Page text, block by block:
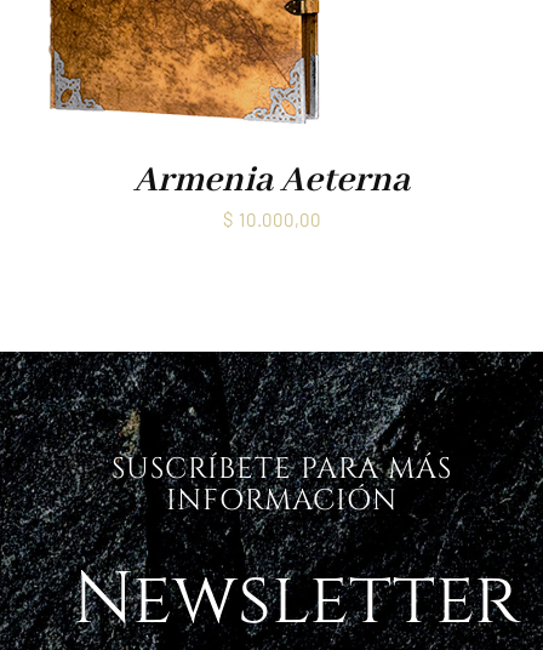
Armenia Aeterna
$ 10.000,00
SUSCRÍBETE PARA MÁS
INFORMACIÓN
Newsletter